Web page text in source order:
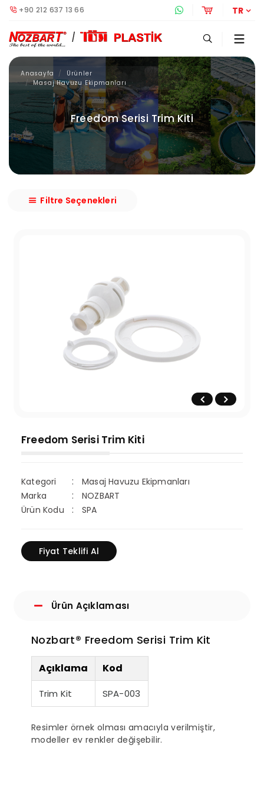
+90 212 637 13 66 WhatsappOnline
TR
Freedom Serisi Trim Kiti
Anasayfa
Ürünler
Masaj Havuzu Ekipmanları
Freedom Serisi Trim Kiti
Kategori
Masaj Havuzu Ekipmanları
Marka
NOZBART
Ürün Kodu
SPA
Fiyat Teklifi Al
Ürün Açıklaması
Nozbart® Freedom Serisi Trim Kit
Açıklama Kod
Trim Kit SPA-003
Resimler örnek olması amacıyla verilmiştir,
modeller ev renkler değişebilir.
Filtre Seçenekleri